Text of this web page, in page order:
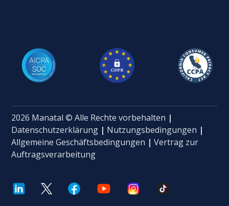
2026 Manatal © Alle Rechte vorbehalten |
Datenschutzerklärung | Nutzungsbedingungen |
Allgemeine Geschäftsbedingungen | Vertrag zur
Auftragsverarbeitung